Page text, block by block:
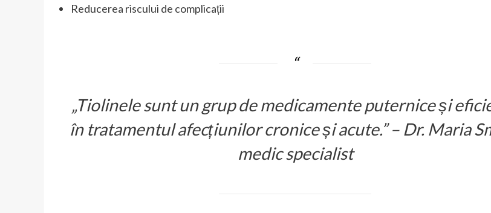
Reducerea riscului de complicații
„Tiolinele sunt un grup de medicamente puternice și
în tratamentul afecțiunilor cronice și acute.” – Dr. Maria
medic specialist